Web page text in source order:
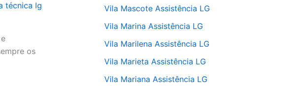
técnica lg
os
Vila Mascote Assistência LG
Vila Marina Assistência LG
Vila Marilena Assistência LG
Vila Marieta Assistência LG
Vila Mariana Assistência LG